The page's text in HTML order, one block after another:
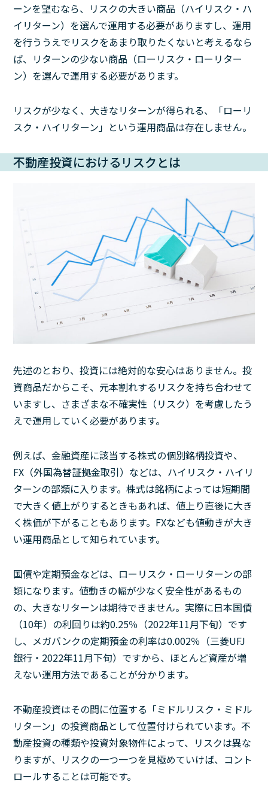
ーンを望むなら、リスクの大きい商品（ハイリスク・ハ
イリターン）を選んで運用する必要がありますし、運用
を行ううえでリスクをあまり取りたくないと考えるなら
ば、リターンの少ない商品（ローリスク・ローリター
ン）を選んで運用する必要があります。
リスクが少なく、大きなリターンが得られる、「ローリ
スク・ハイリターン」という運用商品は存在しません。
不動産投資におけるリスクとは
先述のとおり、投資には絶対的な安心はありません。投
資商品だからこそ、元本割れするリスクを持ち合わせて
いますし、さまざまな不確実性（リスク）を考慮したう
えで運用していく必要があります。
例えば、金融資産に該当する株式の個別銘柄投資や、
FX（外国為替証拠金取引）などは、ハイリスク・ハイリ
ターンの部類に入ります。株式は銘柄によっては短期間
で大きく値上がりするときもあれば、値上り直後に大き
く株価が下がることもあります。FXなども値動きが大き
い運用商品として知られています。
国債や定期預金などは、ローリスク・ローリターンの部
類になります。値動きの幅が少なく安全性があるもの
の、大きなリターンは期待できません。実際に日本国債
（10年）の利回りは約0.25％（2022年11月下旬）です
し、メガバンクの定期預金の利率は0.002％（三菱UFJ
銀行・2022年11月下旬）ですから、ほとんど資産が増
えない運用方法であることが分かります。
不動産投資はその間に位置する「ミドルリスク・ミドル
リターン」の投資商品として位置付けられています。不
動産投資の種類や投資対象物件によって、リスクは異な
りますが、リスクの一つ一つを見極めていけば、コント
ロールすることは可能です。